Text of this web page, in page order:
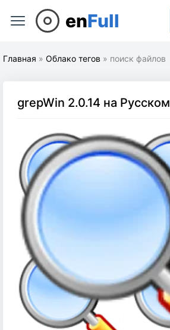
enFull
Главная » Облако тегов » поиск файлов
grepWin 2.0.14 на Русском